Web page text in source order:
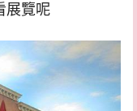
展覽呢